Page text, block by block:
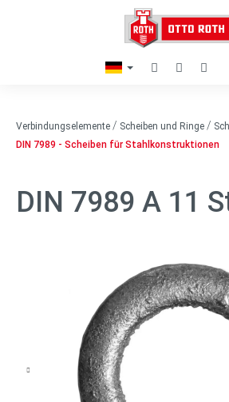
Verbindungselemente / Scheiben und Ringe /
DIN 7989 - Scheiben für Stahlkonstruktionen
DIN 7989 A 11